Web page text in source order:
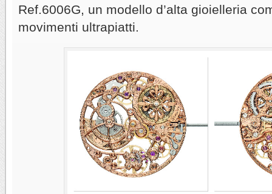
Ref.6006G, un modello d’alta gioielleria
movimenti ultrapiatti.